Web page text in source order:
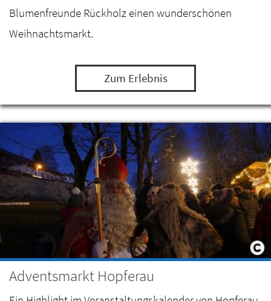
Blumenfreunde Rückholz einen wunderschönen
Weihnachtsmarkt.
Zum Erlebnis
Adventsmarkt Hopferau